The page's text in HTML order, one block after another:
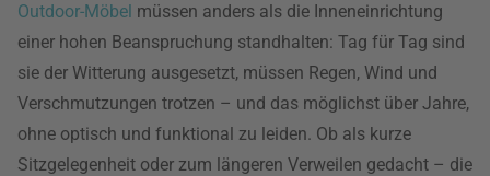
Outdoor-Möbel müssen anders als die Inneneinrichtung
einer hohen Beanspruchung standhalten: Tag für Tag sind
sie der Witterung ausgesetzt, müssen Regen, Wind und
Verschmutzungen trotzen – und das möglichst über Jahre,
ohne optisch und funktional zu leiden. Ob als kurze
Sitzgelegenheit oder zum längeren Verweilen gedacht – die